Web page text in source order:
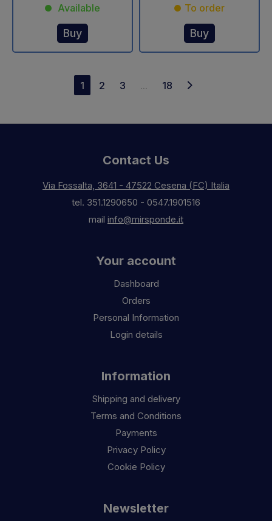
Available
Buy
To order
Buy
1 2 3 ... 18
Contact Us
Via Fossalta, 3641 - 47522 Cesena (FC) Italia
tel. 351.1290650 - 0547.1901516
mail info@mirsponde.it
Your account
Dashboard
Orders
Personal Information
Login details
Information
Shipping and delivery
Terms and Conditions
Payments
Privacy Policy
Cookie Policy
Newsletter